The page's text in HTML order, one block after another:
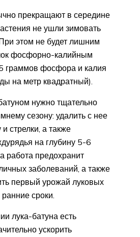
прекращают в середине
не ушли зимовать
этом не будет лишним
фосфорно-калийным
граммов фосфора и калия
на метр квадратный).
нужно тщательно
сезону: удалить с нее
стрелки, а также
на глубину 5-6
работа предохранит
заболеваний, а также
первый урожай луковых
сроки.
лука-батуна есть
ускорить